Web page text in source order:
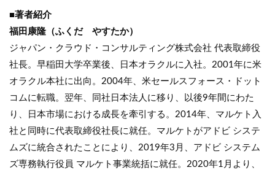
■著者紹介
福田康隆（ふくだ やすたか）
ジャパン・クラウド・コンサルティング株式会社 代表取締役
社長。早稲田大学卒業後、日本オラクルに入社。2001年に米
オラクル本社に出向。2004年、米セールスフォース・ドット
コムに転職。翌年、同社日本法人に移り、以後9年間にわた
り、日本市場における成長を牽引する。2014年、マルケト入
社と同時に代表取締役社長に就任。マルケトがアドビ システ
ムズに統合されたことにより、2019年3月、アドビ システム
ズ専務執行役員 マルケト事業統括に就任。2020年1月より、